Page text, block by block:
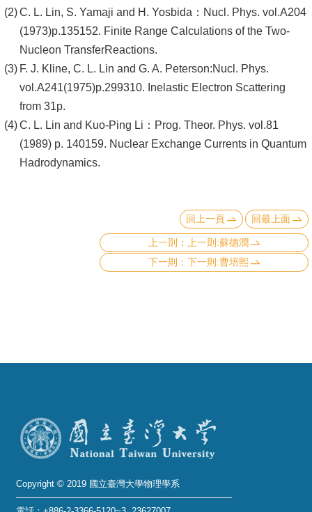
相
關
研
究
單
位
回
資
English
C. L. Lin, S. Yamaji and H. Yosbida：Nucl. Phys. vol.A204
(1973)p.135152. Finite Range Calculations of the Two-
Nucleon TransferReactions.
F. J. Kline, C. L. Lin and G. A. Peterson:Nucl. Phys.
vol.A241(1975)p.299310. Inelastic Electron Scattering
from 31p.
C. L. Lin and Kuo-Ping Li：Prog. Theor. Phys. vol.81
(1989) p. 140159. Nuclear Exchange Currents in Quantum
Hadrodynamics.
回上一頁 回最上面
上一則:蘇德潤
下一則:曹培熙
Copyright © 2019 國立臺灣大學物理學系